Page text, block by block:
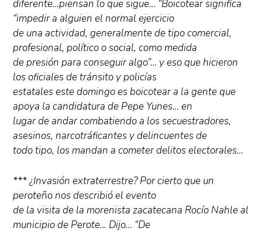
diferente…piensan lo que sigue… “Boicotear significa
“impedir a alguien el normal ejercicio
de una actividad, generalmente de tipo comercial,
profesional, político o social, como medida
de presión para conseguir algo”… y eso que hicieron
los oficiales de tránsito y policías
estatales este domingo es boicotear a la gente que
apoya la candidatura de Pepe Yunes… en
lugar de andar combatiendo a los secuestradores,
asesinos, narcotráficantes y delincuentes de
todo tipo, los mandan a cometer delitos electorales…
*** ¿Invasión extraterrestre? Por cierto que un
peroteño nos describió el evento
de la visita de la morenista zacatecana Rocío Nahle al
municipio de Perote… Dijo… “De